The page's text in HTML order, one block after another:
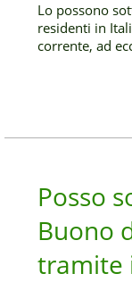
Lo possono
residenti in
corrente, ad
Posso
Buono
tramite